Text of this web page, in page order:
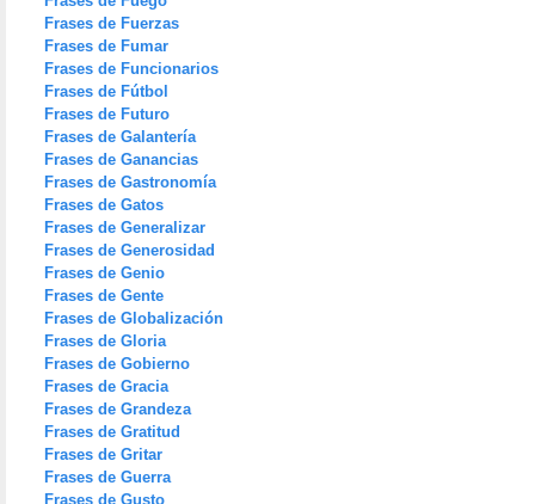
Frases de Fuerzas
Frases de Fumar
Frases de Funcionarios
Frases de Fútbol
Frases de Futuro
Frases de Galantería
Frases de Ganancias
Frases de Gastronomía
Frases de Gatos
Frases de Generalizar
Frases de Generosidad
Frases de Genio
Frases de Gente
Frases de Globalización
Frases de Gloria
Frases de Gobierno
Frases de Gracia
Frases de Grandeza
Frases de Gratitud
Frases de Gritar
Frases de Guerra
Frases de Gusto